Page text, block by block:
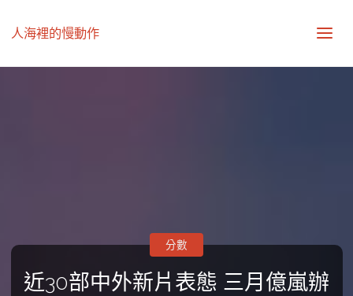
人海裡的慢動作
近30部中外新片表態 三月億嵐辦
分數